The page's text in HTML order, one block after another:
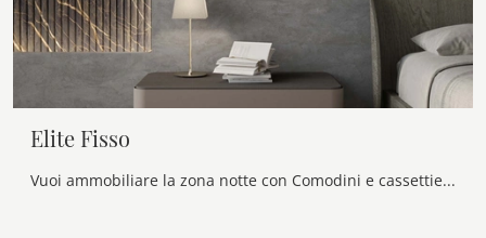
Elite Fisso
Vuoi ammobiliare la zona notte con Comodini e cassettiere di Voltan? Ecco qui il modello Elite Fisso in laccato opaco per spazi moderni.